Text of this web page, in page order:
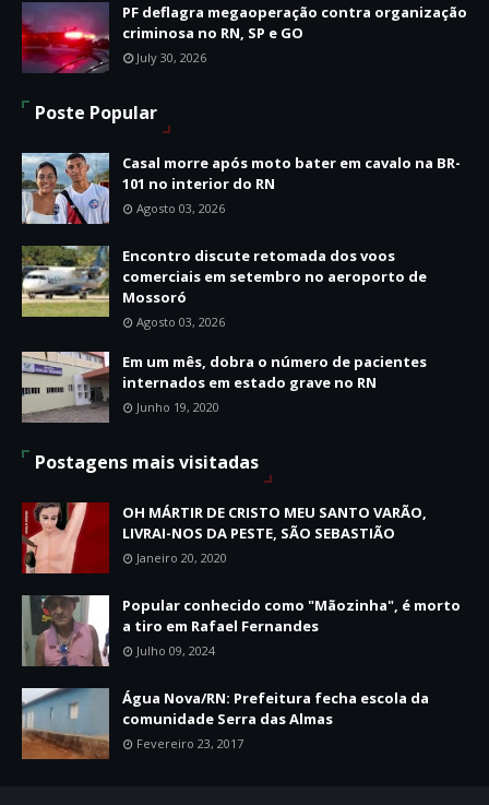
PF deflagra megaoperação contra organização
criminosa no RN, SP e GO
July 30, 2026
Poste Popular
Casal morre após moto bater em cavalo na BR-
101 no interior do RN
Agosto 03, 2026
Encontro discute retomada dos voos
comerciais em setembro no aeroporto de
Mossoró
Agosto 03, 2026
Em um mês, dobra o número de pacientes
internados em estado grave no RN
Junho 19, 2020
Postagens mais visitadas
OH MÁRTIR DE CRISTO MEU SANTO VARÃO,
LIVRAI-NOS DA PESTE, SÃO SEBASTIÃO
Janeiro 20, 2020
Popular conhecido como "Mãozinha", é morto
a tiro em Rafael Fernandes
Julho 09, 2024
Água Nova/RN: Prefeitura fecha escola da
comunidade Serra das Almas
Fevereiro 23, 2017